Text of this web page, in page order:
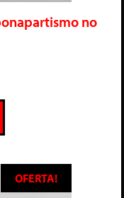
no
OFERTA!